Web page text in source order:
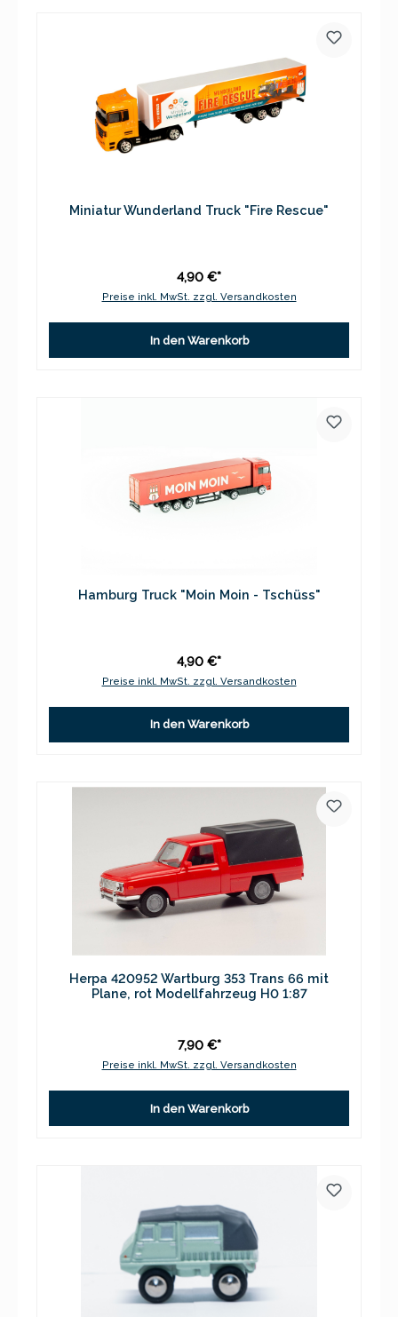
Miniatur Wunderland Truck "Fire Rescue"
4,90 €*
Preise inkl. MwSt. zzgl. Versandkosten
In den Warenkorb
Hamburg Truck "Moin Moin - Tschüss"
4,90 €*
Preise inkl. MwSt. zzgl. Versandkosten
In den Warenkorb
Herpa 420952 Wartburg 353 Trans 66 mit
Plane, rot Modellfahrzeug H0 1:87
7,90 €*
Preise inkl. MwSt. zzgl. Versandkosten
In den Warenkorb